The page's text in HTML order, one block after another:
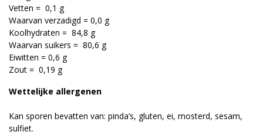
Vetten = 0,1 g
Waarvan verzadigd = 0,0 g
Koolhydraten = 84,8 g
Waarvan suikers = 80,6 g
Eiwitten = 0,6 g
Zout = 0,19 g
Wettelijke allergenen
Kan sporen bevatten van: pinda’s, gluten, ei, mosterd, sesam,
sulfiet.